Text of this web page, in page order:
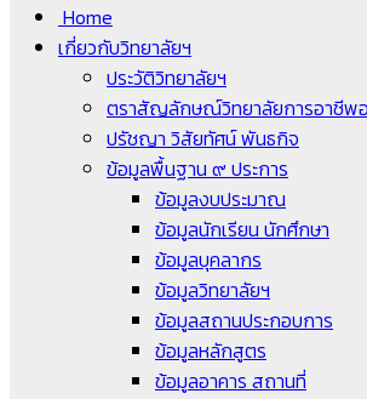
Home
เกี่ยวกับวิทยาลัยฯ
ประวัติวิทยาลัยฯ
ตราสัญลักษณ์วิทยาลัยการอาชีพ
ปรัชญา วิสัยทัศน์ พันธกิจ
ข้อมูลพื้นฐาน ๙ ประการ
ข้อมูลงบประมาณ
ข้อมูลนักเรียน นักศึกษา
ข้อมูลบุคลากร
ข้อมูลวิทยาลัยฯ
ข้อมูลสถานประกอบการ
ข้อมูลหลักสูตร
ข้อมูลอาคาร สถานที่